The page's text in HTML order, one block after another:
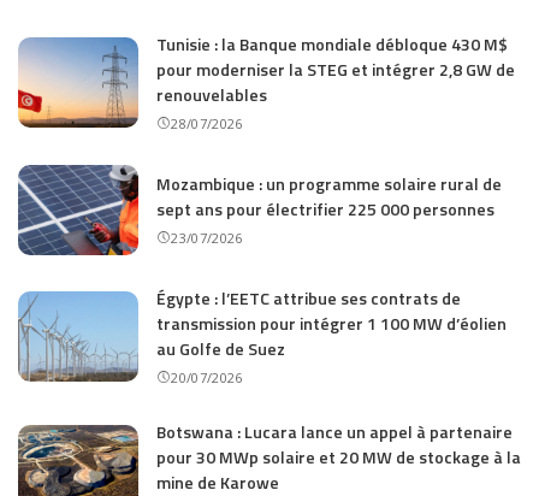
Tunisie : la Banque mondiale débloque 430 M$
pour moderniser la STEG et intégrer 2,8 GW de
renouvelables
28/07/2026
Mozambique : un programme solaire rural de
sept ans pour électrifier 225 000 personnes
23/07/2026
Égypte : l’EETC attribue ses contrats de
transmission pour intégrer 1 100 MW d’éolien
au Golfe de Suez
20/07/2026
Botswana : Lucara lance un appel à partenaire
pour 30 MWp solaire et 20 MW de stockage à la
mine de Karowe